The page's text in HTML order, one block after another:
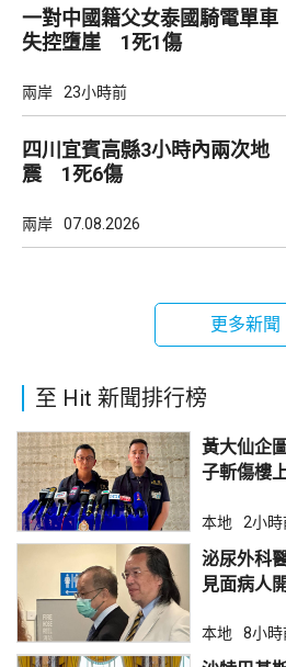
一對中國籍父女泰國騎電單車
失控墮崖 1死1傷
兩岸 23小時前
四川宜賓高縣3小時內兩次地
震 1死6傷
兩岸 07.08.2026
更多新聞
至 Hit 新聞排行榜
黃大仙企
子斬傷樓
本地 2小時
泌尿外科
見面病人
本地 8小時